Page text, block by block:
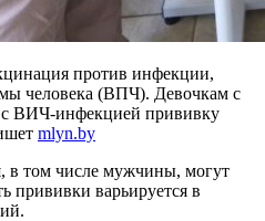
против инфекции,
человека (ВПЧ). Девочкам с
ВИЧ-инфекцией прививку
mlyn.by
в том числе мужчины, могут
прививки варьируется в